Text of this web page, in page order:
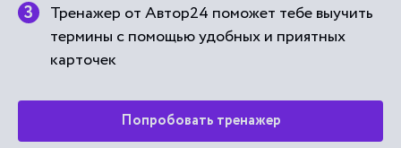
Тренажер от Автор24 поможет тебе выучить
термины с помощью удобных и приятных
карточек
Попробовать тренажер